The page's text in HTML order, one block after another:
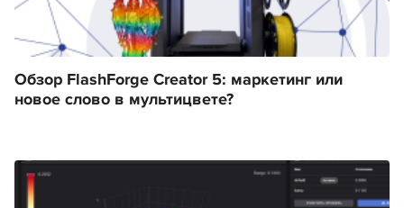
Обзор FlashForge Creator 5: маркетинг или
новое слово в мультицвете?